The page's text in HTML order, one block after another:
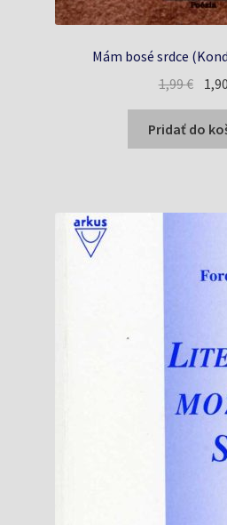
Mám bosé srdce
1,99€
bola:
1,99
Pridať do